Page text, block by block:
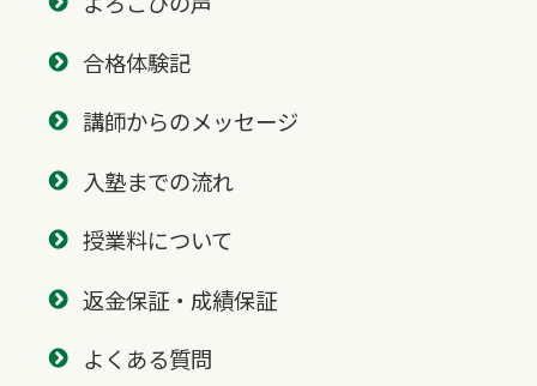
合格体験記
講師からのメッセージ
入塾までの流れ
授業料について
返金保証・成績保証
よくある質問